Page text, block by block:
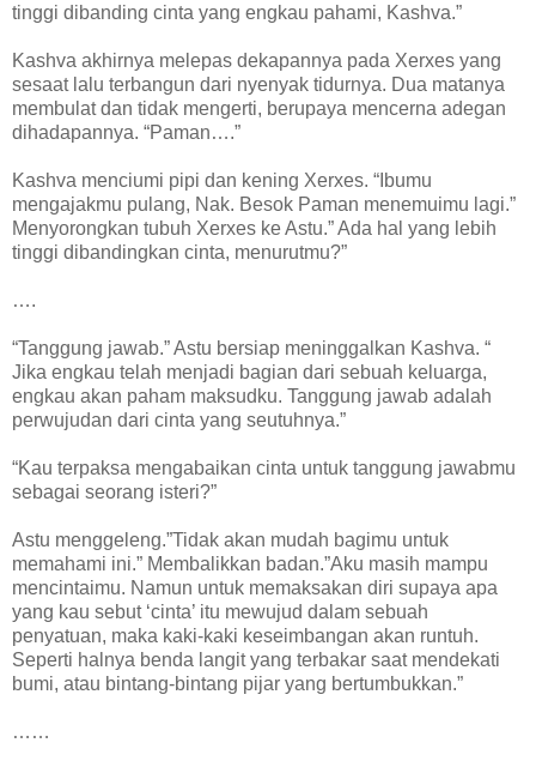
tinggi dibanding cinta yang engkau pahami, Kashva.”
Kashva akhirnya melepas dekapannya pada Xerxes yang
sesaat lalu terbangun dari nyenyak tidurnya. Dua matanya
membulat dan tidak mengerti, berupaya mencerna adegan
dihadapannya. “Paman….”
Kashva menciumi pipi dan kening Xerxes. “Ibumu
mengajakmu pulang, Nak. Besok Paman menemuimu lagi.”
Menyorongkan tubuh Xerxes ke Astu.” Ada hal yang lebih
tinggi dibandingkan cinta, menurutmu?”
….
“Tanggung jawab.” Astu bersiap meninggalkan Kashva. “
Jika engkau telah menjadi bagian dari sebuah keluarga,
engkau akan paham maksudku. Tanggung jawab adalah
perwujudan dari cinta yang seutuhnya.”
“Kau terpaksa mengabaikan cinta untuk tanggung jawabmu
sebagai seorang isteri?”
Astu menggeleng.”Tidak akan mudah bagimu untuk
memahami ini.” Membalikkan badan.”Aku masih mampu
mencintaimu. Namun untuk memaksakan diri supaya apa
yang kau sebut ‘cinta’ itu mewujud dalam sebuah
penyatuan, maka kaki-kaki keseimbangan akan runtuh.
Seperti halnya benda langit yang terbakar saat mendekati
bumi, atau bintang-bintang pijar yang bertumbukkan.”
……